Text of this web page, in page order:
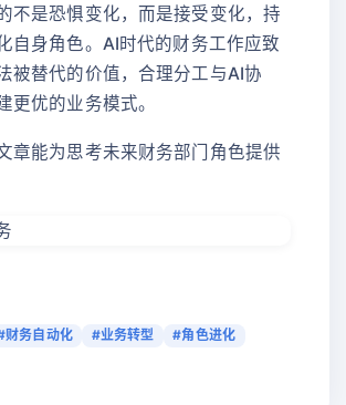
不是恐惧变化，而是接受变化，持
自身角色。AI时代的财务工作应致
被替代的价值，合理分工与AI协
更优的业务模式。
章能为思考未来财务部门角色提供
财务自动化 #业务转型
#角色进化